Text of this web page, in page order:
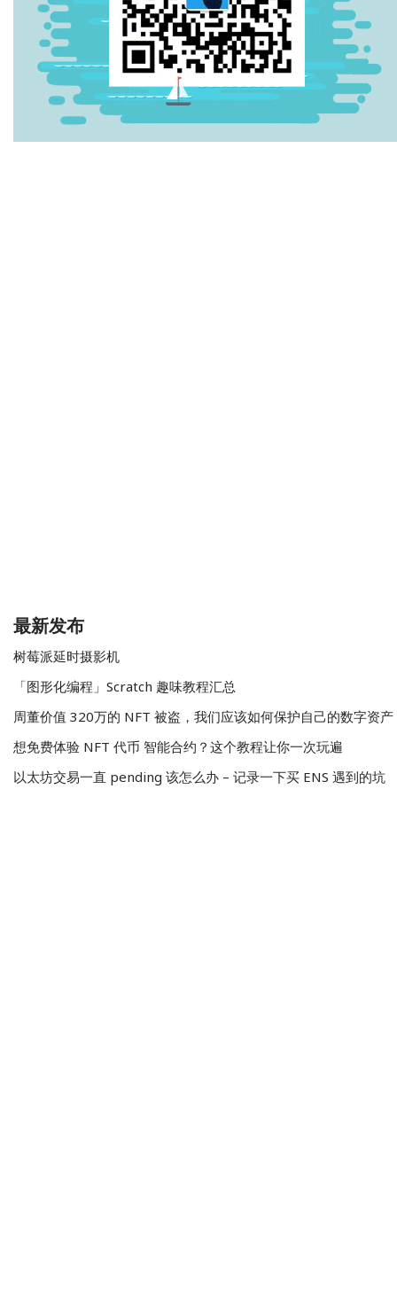
最新发布
树莓派延时摄影机
「图形化编程」Scratch 趣味教程汇总
周董价值 320万的 NFT 被盗，我们应该如何保护自己的数字资产
想免费体验 NFT 代币 智能合约？这个教程让你一次玩遍
以太坊交易一直 pending 该怎么办 – 记录一下买 ENS 遇到的坑